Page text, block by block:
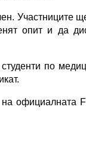
Участниците
опит и да
по
официалната